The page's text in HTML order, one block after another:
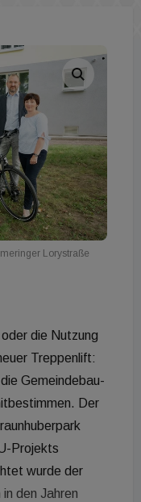
Lorystraße
die Nutzung
Treppenlift:
Gemeindebau-
Der
Projekts
wurde der
den Jahren